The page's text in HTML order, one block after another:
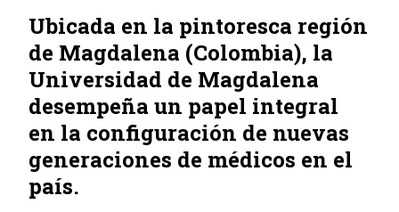
Ubicada en la pintoresca región
de Magdalena (Colombia), la
Universidad de Magdalena
desempeña un papel integral
en la configuración de nuevas
generaciones de médicos en el
país.